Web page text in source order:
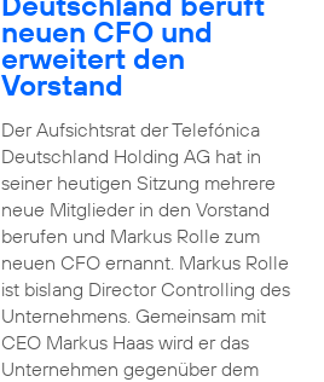
neuen CFO und
erweitert den
Vorstand
Der Aufsichtsrat der Telefónica
Deutschland Holding AG hat in
seiner heutigen Sitzung mehrere
neue Mitglieder in den Vorstand
berufen und Markus Rolle zum
neuen CFO ernannt. Markus Rolle
ist bislang Director Controlling des
Unternehmens. Gemeinsam mit
CEO Markus Haas wird er das
Unternehmen gegenüber dem